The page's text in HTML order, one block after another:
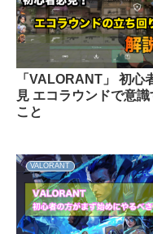
「VALORANT」 初心
見 エコラウンドで意識
こと
VALORANT